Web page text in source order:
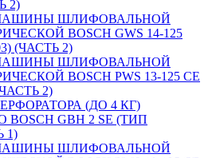
2)
ШЛИФОВАЛЬНОЙ
BOSCH GWS 14-125
(ЧАСТЬ 2)
ШЛИФОВАЛЬНОЙ
BOSCH PWS 13-125 CE
2)
(ДО 4 КГ)
GBH 2 SE (ТИП
1)
ШЛИФОВАЛЬНОЙ